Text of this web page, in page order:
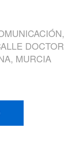
DOCTOR
MURCIA